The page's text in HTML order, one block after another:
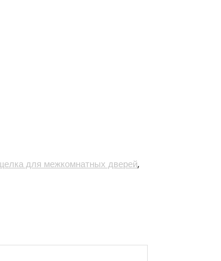
Fuaro (Фуаро) F72-50 CP
для межкомнатных дверей,